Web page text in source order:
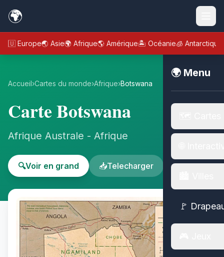
🌍
🇪🇺 Europe🌏 Asie🌍 Afrique🌎 Amérique🏝️ Océanie🧊 Antarctique
🌍 Menu
🚩
Accueil›Cartes du monde›Afrique›Botswana
Carte Botswana
Afrique Australe - Afrique
🔍Voir en grand 📥Telecharger